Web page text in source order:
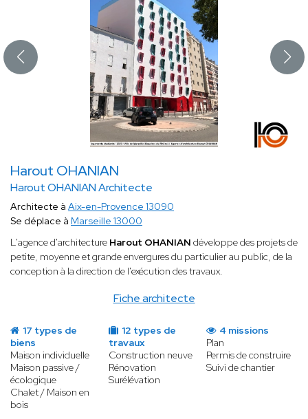
Harout OHANIAN
Harout OHANIAN Architecte
Fiche architecte
Architecte à Aix-en-Provence 13090
Se déplace à Marseille 13000
L'agence d'architecture Harout OHANIAN développe des projets de
petite, moyenne et grande envergures du particulier au public, de la
conception à la direction de l'exécution des travaux.
17 types de
biens
Maison individuelle
Maison passive /
écologique
Chalet / Maison en
bois
12 types de
travaux
Construction neuve
Rénovation
Surélévation
4 missions
Plan
Permis de construire
Suivi de chantier